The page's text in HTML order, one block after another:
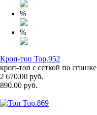
%
%
Кроп-топ Top.952
кроп-топ с сеткой по спинке
2 670.00 руб.
890.00 руб.